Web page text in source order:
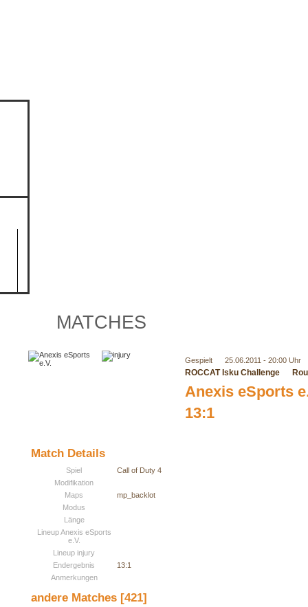
MATCHES
Gespielt 25.06.2011 - 20:00 Uhr
ROCCAT Isku Challenge
Anexis eSports
13:1
Match Details
Spiel
Call of Duty 4
Modifikation
Maps
mp_backlot
Modus
Länge
Lineup Anexis eSports
e.V.
Lineup injury
Endergebnis
13:1
Anmerkungen
andere Matches [421]